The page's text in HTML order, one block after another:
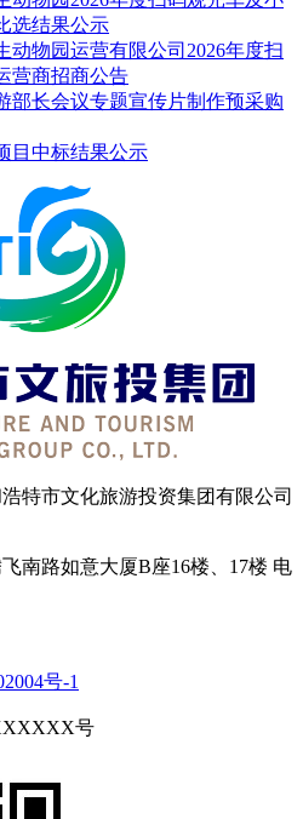
选结果公示
动物园运营有限公司2026年度扫
营商招商公告
部长会议专题宣传片制作预采购
目中标结果公示
特市文化旅游投资集团有限公司
南路如意大厦B座16楼、17楼 电
号-1
号